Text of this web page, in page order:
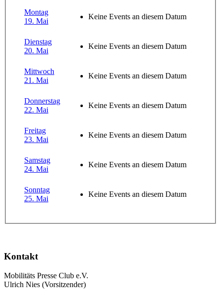
Montag
19. Mai
Keine Events an diesem Datum
Dienstag
20. Mai
Keine Events an diesem Datum
Mittwoch
21. Mai
Keine Events an diesem Datum
Donnerstag
22. Mai
Keine Events an diesem Datum
Freitag
23. Mai
Keine Events an diesem Datum
Samstag
24. Mai
Keine Events an diesem Datum
Sonntag
25. Mai
Keine Events an diesem Datum
Kontakt
Mobilitäts Presse Club e.V.
Ulrich Nies (Vorsitzender)